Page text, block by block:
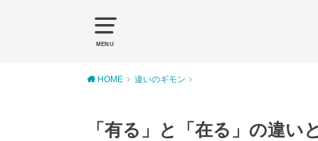
MENU
HOME 違いのギモン
「有る」と「在る」の違